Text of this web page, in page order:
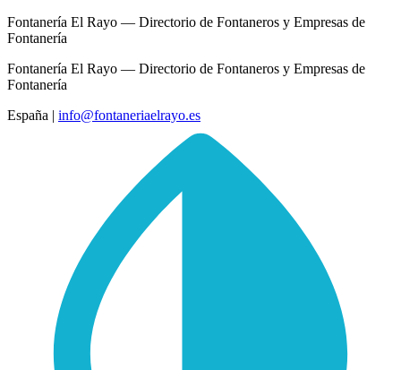
Fontanería El Rayo — Directorio de Fontaneros y Empresas de
Fontanería
Fontanería El Rayo — Directorio de Fontaneros y Empresas de
Fontanería
España | info@fontaneriaelrayo.es